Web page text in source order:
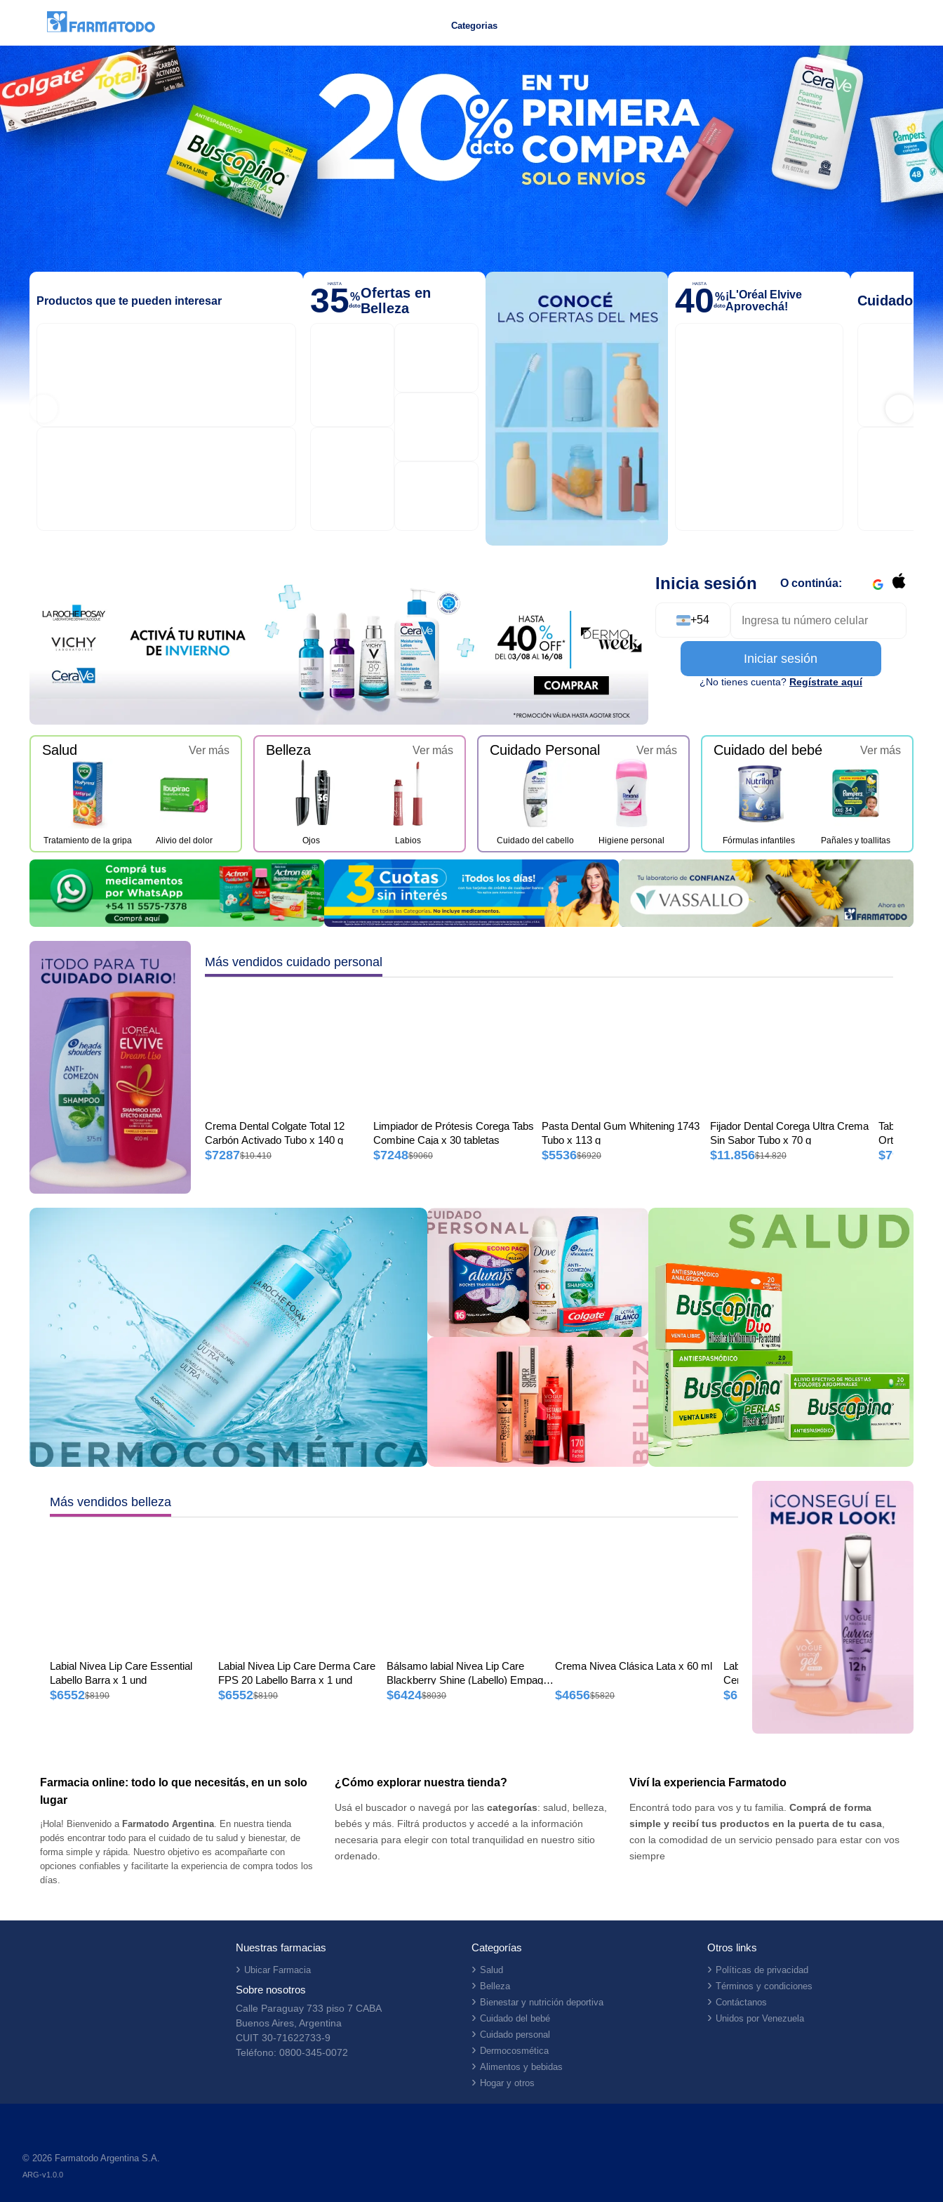
Categorias
Productos que te pueden interesar
HASTA
35%
dcto
Ofertas en
Belleza
HASTA
40%
dcto
¡L'Oréal Elvive
Aprovechá!
Cuidado del
Inicia sesión O continúa:
+54
Iniciar sesión
¿No tienes cuenta? Regístrate aquí
Salud Ver más
Tratamiento de la gripa Alivio del dolor
Belleza Ver más
Ojos Labios
Cuidado Personal Ver más
Cuidado del cabello Higiene personal
Cuidado del bebé Ver más
Fórmulas infantiles Pañales y toallitas
Más vendidos cuidado personal
Crema Dental Colgate Total 12
Carbón Activado Tubo x 140 g
$7287$10.410
Limpiador de Prótesis Corega Tabs
Combine Caja x 30 tabletas
$7248$9060
Pasta Dental Gum Whitening 1743
Tubo x 113 g
$5536$6920
Fijador Dental Corega Ultra Crema
Sin Sabor Tubo x 70 g
$11.856$14.820
Tabletas
Ortodoncia
$7968
Más vendidos belleza
Labial Nivea Lip Care Essential
Labello Barra x 1 und
$6552$8190
Labial Nivea Lip Care Derma Care
FPS 20 Labello Barra x 1 und
$6552$8190
Bálsamo labial Nivea Lip Care
Blackberry Shine (Labello) Empaque
x 1 und
$6424$8030
Crema Nivea Clásica Lata x 60 ml
$4656$5820
Labial Nivea Lip Care Fruity Shine
Cereza Labello Barra x 1 und
$6552 $8190
Farmacia online: todo lo que necesitás, en un solo
lugar
¡Hola! Bienvenido a Farmatodo Argentina . En nuestra tienda
podés encontrar todo para el cuidado de tu salud y bienestar, de
forma simple y rápida. Nuestro objetivo es acompañarte con
opciones confiables y facilitarte la experiencia de compra todos los
días.
¿Cómo explorar nuestra tienda?
Usá el buscador o navegá por las categorías: salud, belleza,
bebés y más. Filtrá productos y accedé a la información
necesaria para elegir con total tranquilidad en nuestro sitio
ordenado.
Viví la experiencia Farmatodo
Encontrá todo para vos y tu familia. Comprá de forma
simple y recibí tus productos en la puerta de tu casa
con la comodidad de un servicio pensado para estar con vos
siempre
Nuestras farmacias
Ubicar Farmacia
Sobre nosotros
Calle Paraguay 733 piso 7 CABA
Buenos Aires, Argentina
CUIT 30-71622733-9
Teléfono: 0800-345-0072
Categorías
Salud
Belleza
Bienestar y nutrición deportiva
Cuidado del bebé
Cuidado personal
Dermocosmética
Alimentos y bebidas
Hogar y otros
Otros links
Políticas de privacidad
Términos y condiciones
Contáctanos
Unidos por Venezuela
© 2026 Farmatodo Argentina S.A.
ARG-v1.0.0